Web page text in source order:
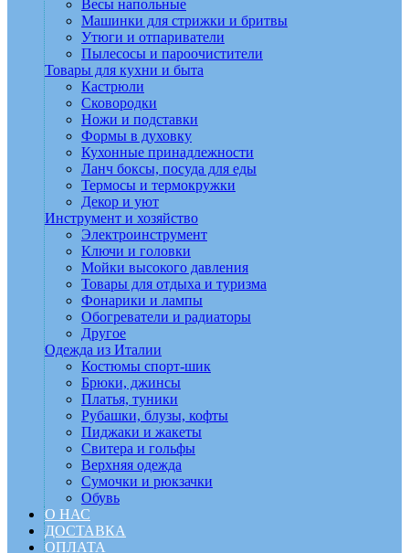
Весы напольные
Машинки для стрижки и бритвы
Утюги и отпариватели
Пылесосы и пароочистители
Товары для кухни и быта
Кастрюли
Сковородки
Ножи и подставки
Формы в духовку
Кухонные принадлежности
Ланч боксы, посуда для еды
Термосы и термокружки
Декор и уют
Инструмент и хозяйство
Электроинструмент
Ключи и головки
Мойки высокого давления
Товары для отдыха и туризма
Фонарики и лампы
Обогреватели и радиаторы
Другое
Одежда из Италии
Костюмы спорт-шик
Брюки, джинсы
Платья, туники
Рубашки, блузы, кофты
Пиджаки и жакеты
Свитера и гольфы
Верхняя одежда
Сумочки и рюкзачки
Обувь
О НАС
ДОСТАВКА
ОПЛАТА